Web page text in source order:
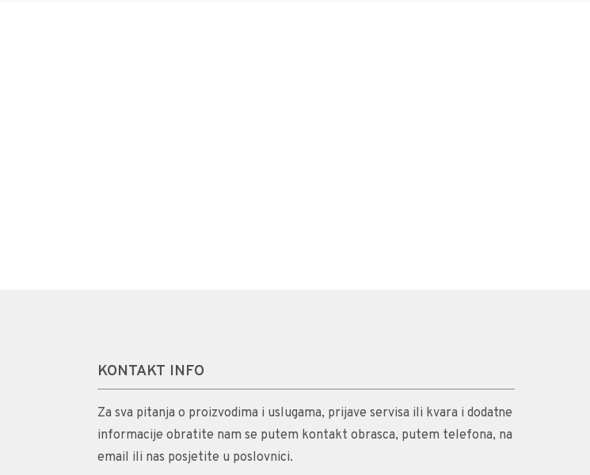
KONTAKT INFO
Za sva pitanja o proizvodima i uslugama, prijave servisa ili kvara i dodatne
informacije obratite nam se putem kontakt obrasca, putem telefona, na
email ili nas posjetite u poslovnici.